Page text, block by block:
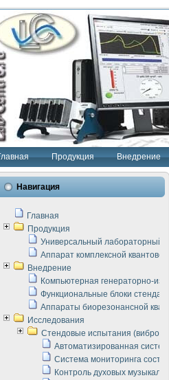
Продукция Внедрение
Навигация
Главная
Продукция
Универсальный лабораторный
Аппарат комплексной
Внедрение
Компьютерная генераторно-
Функциональные блоки стенда
Аппараты биорезонансной
Исследования
Стендовые испытания
Автоматизированная
Система мониторинга
Контроль духовых